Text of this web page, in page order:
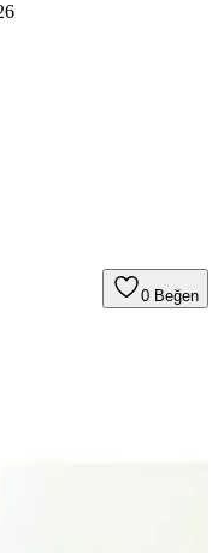
0 Beğen
marka tercihleri ile
Minimalist